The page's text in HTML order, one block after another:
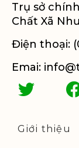
Trụ sở
Chất Xã
Điện thoại:
Emai:
Giới thiệu